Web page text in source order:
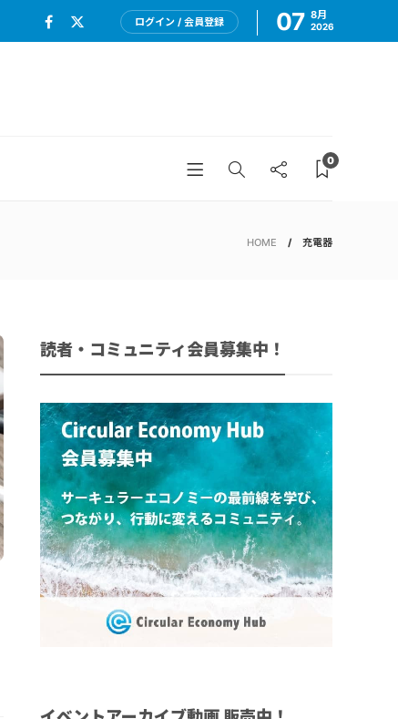
ログイン / 会員登録 07 8月
2026
0
HOME 充電器
読者・コミュニティ会員募集中！